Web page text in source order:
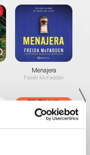
Menajera
Freida McFadden